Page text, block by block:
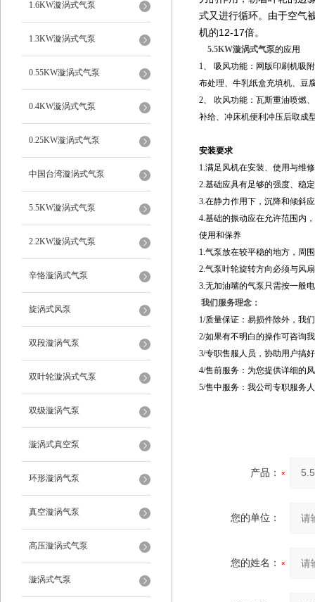
1.6KW漩涡式气泵
1.3KW漩涡式气泵
0.55KW漩涡式气泵
0.4KW漩涡式气泵
0.25KW漩涡式气泵
中国台湾漩涡式气泵
5.5KW漩涡式气泵
2.2KW漩涡式气泵
辛恪漩涡式气泵
旋涡式风泵
双段漩涡气泵
双叶轮漩涡式气泵
双级漩涡气泵
漩涡式真空泵
环形漩涡气泵
真空漩涡气泵
高压漩涡式气泵
漩涡式气泵
式又进行循环。由于空气
机的12-17倍。
5.5KW漩涡式气泵的应用
1、 吸风功能：网版印刷机吸
布处理、牛乳纸盒充填机、豆
2、 吹风功能：瓦斯重油喷燃
补给、冲床机便利冲压后取成
安装要求
1.满足风机在安装、使用与维
2.基础应具有足够的强度、稳
3.在静力作用下，沉降和倾斜
4.基础的振动应在允许范围内
使用和保养
1.气泵放在较平稳的地方，周
2.气泵叶轮旋转方向必须与风
3.无加油嘴的气泵只需按一般
我们服务理念：
1/质量保证：易损件除外，我
2/如果有不明白的操作可咨询
3/专职售服人员，协助用户搞
4/售前服务：为您提供详细的
5/售中服务：我公司专职服务
产品：
您的单位：
您的姓名：